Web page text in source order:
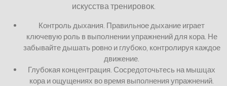
искусства тренировок.
Контроль дыхания. Правильное дыхание играет
ключевую роль в выполнении упражнений для кора. Не
забывайте дышать ровно и глубоко, контролируя каждое
движение.
Глубокая концентрация. Сосредоточьтесь на мышцах
кора и ощущениях во время выполнения упражнений.